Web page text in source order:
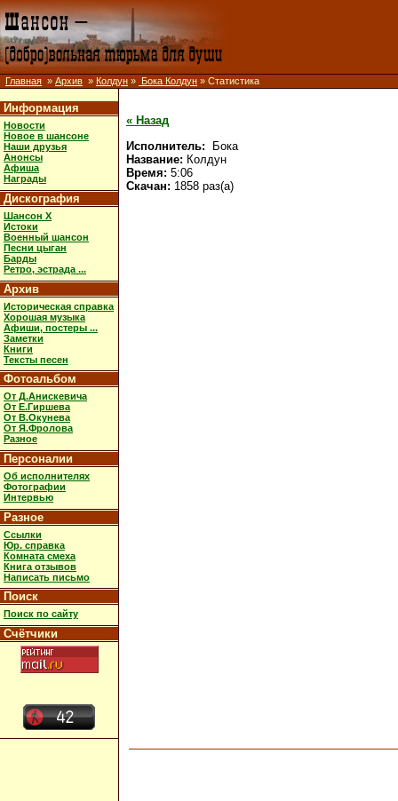
Главная » Архив » Колдун » Бока Колдун » Статистика
Информация
Новости
Новое в шансоне
Наши друзья
Анонсы
Афиша
Награды
Дискография
Шансон X
Истоки
Военный шансон
Песни цыган
Барды
Ретро, эстрада ...
Архив
Историческая справка
Хорошая музыка
Афиши, постеры ...
Заметки
Книги
Тексты песен
Фотоальбом
От Д.Анискевича
От Е.Гиршева
От В.Окунева
От Я.Фролова
Разное
Персоналии
Об исполнителях
Фотографии
Интервью
Разное
Ссылки
Юр. справка
Комната смеха
Книга отзывов
Написать письмо
Поиск
Поиск по сайту
Счётчики
« Назад
Исполнитель: Бока
Название: Колдун
Время: 5:06
Скачан: 1858 раз(а)